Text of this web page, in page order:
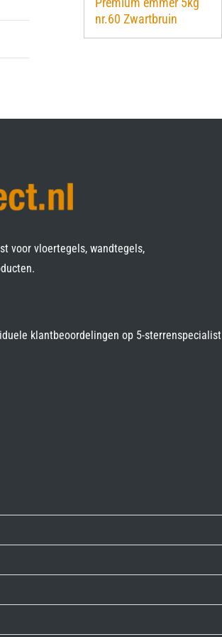
nr.60 Zwartbruin
voor vloertegels, wandtegels,
klantbeoordelingen op 5-sterrenspecialist